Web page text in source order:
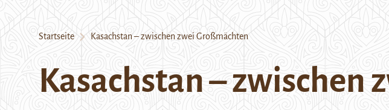
Startseite Kasachstan – zwischen zwei Großmächten
Kasachstan – zwischen